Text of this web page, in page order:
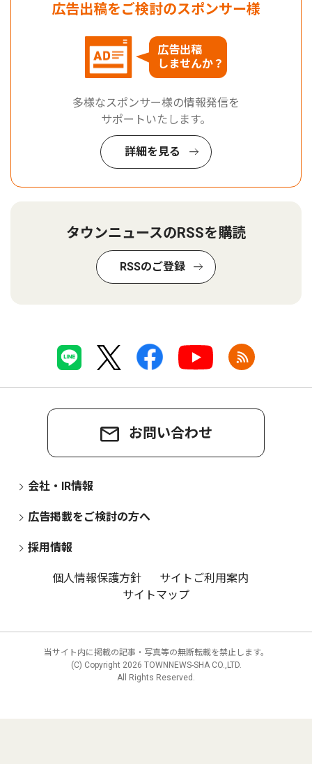
広告出稿をご検討のスポンサー様
広告出稿
しませんか？
多様なスポンサー様の情報発信を
サポートいたします。
詳細を見る
タウンニュースのRSSを購読
RSSのご登録
お問い合わせ
会社・IR情報
広告掲載をご検討の方へ
採用情報
個人情報保護方針
サイトご利用案内
サイトマップ
当サイト内に掲載の記事・写真等の無断転載を禁止します。
(C) Copyright 2026 TOWNNEWS-SHA CO.,LTD.
All Rights Reserved.